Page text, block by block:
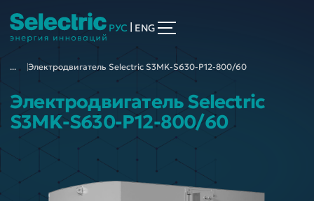
РУС ENG
... Электродвигатель Selectric S3MK-S630-P12-800/60
Электродвигатель Selectric
S3MK-S630-P12-800/60